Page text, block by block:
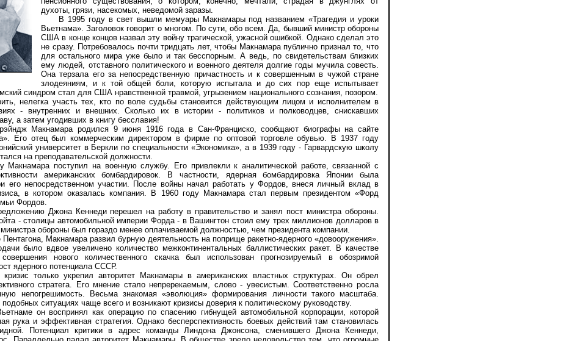
духоты, грязи, насекомых, неведомой заразы.
В 1995 году в свет вышли мемуары Макнамары под названием «Трагедия и уроки
Вьетнама». Заголовок говорит о многом. По сути, обо всем. Да, бывший министр обороны
США в конце концов назвал эту войну трагической, ужасной ошибкой. Однако сделал это
не сразу. Потребовалось почти тридцать лет, чтобы Макнамара публично признал то, что
для остального мира уже было и так бесспорным. А ведь, по свидетельствам близких
ему людей, отставного политического и военного деятеля долгие годы мучила совесть.
Она терзала его за непосредственную причастность и к совершенным в чужой стране
злодеяниям, и к той общей боли, которую испытала и до сих пор еще испытывает
синдром стал для США нравственной травмой, угрызением национального сознания, позором.
нелегка участь тех, кто по воле судьбы становится действующим лицом и исполнителем в
- внутренних и внешних. Сколько их в истории - политиков и полководцев, снискавших
а затем угодивших в книгу бесславия!
Макнамара родился 9 июня 1916 года в Сан-Франциско, сообщают биографы на сайте
Его отец был коммерческим директором в фирме по оптовой торговле обувью. В 1937 году
университет в Беркли по специальности «Экономика», а в 1939 году - Гарвардскую школу
на преподавательской должности.
поступил на военную службу. Его привлекли к аналитической работе, связанной с
американских бомбардировок. В частности, ядерная бомбардировка Японии была
его непосредственном участии. После войны начал работать у Фордов, внеся личный вклад в
в котором оказалась компания. В 1960 году Макнамара стал первым президентом «Форд
Фордов.
Джона Кеннеди перешел на работу в правительство и занял пост министра обороны.
- столицы автомобильной империи Форда - в Вашингтон стоил ему трех миллионов долларов в
министра обороны был гораздо менее оплачиваемой должностью, чем президента компании.
Макнамара развил бурную деятельность на поприще ракетно-ядерного «довооружения».
было вдвое увеличено количество межконтинентальных баллистических ракет. В качестве
нового количественного скачка был использован прогнозируемый в обозримой
ядерного потенциала СССР.
только укрепил авторитет Макнамары в американских властных структурах. Он обрел
стратега. Его мнение стало непререкаемым, слово - увесистым. Соответственно росла
непогрешимость. Весьма знакомая «эволюция» формирования личности такого масштаба.
ситуациях чаще всего и возникают кризисы доверия к политическому руководству.
он воспринял как операцию по спасению гибнущей автомобильной корпорации, которой
рука и эффективная стратегия. Однако бесперспективность боевых действий там становилась
Потенциал критики в адрес команды Линдона Джонсона, сменившего Джона Кеннеди,